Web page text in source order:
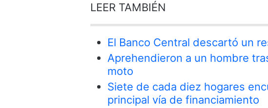
LEER TAMBIÉN
El Banco Central descartó un
Aprehendieron a un hombre
moto
Siete de cada diez hogares
principal vía de financiamiento